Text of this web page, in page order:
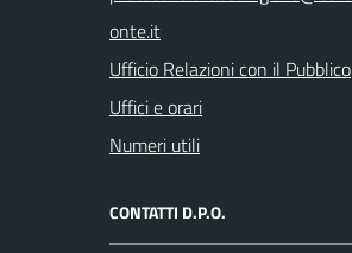
Ufficio Relazioni con il Pubblico
Uffici e orari
Numeri utili
CONTATTI D.P.O.